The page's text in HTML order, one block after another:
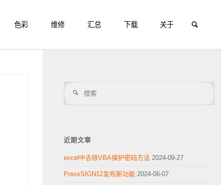
色彩 维修 汇总 下载 关于
搜
近期文章
excel中去除VBA保护密码方法 2024-09-27
PressSIGN12发布新功能 2024-06-07